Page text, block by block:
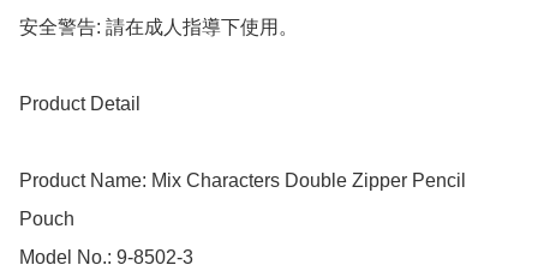
安全警告: 請在成人指導下使用。
Product Detail
Product Name: Mix Characters Double Zipper Pencil
Pouch
Model No.: 9-8502-3